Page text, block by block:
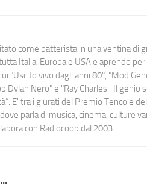
come batterista in una ventina di
Italia, Europa e USA e aprendo
"Uscito vivo dagli anni 80", "Mod
Dylan Nero" e "Ray Charles- Il genio
E' tra i giurati del Premio Tenco e
parla di musica, cinema, culture
con Radiocoop dal 2003.